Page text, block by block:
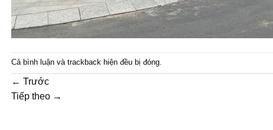
Cả bình luận và trackback hiện đều bị đóng.
← Trước
Tiếp theo →